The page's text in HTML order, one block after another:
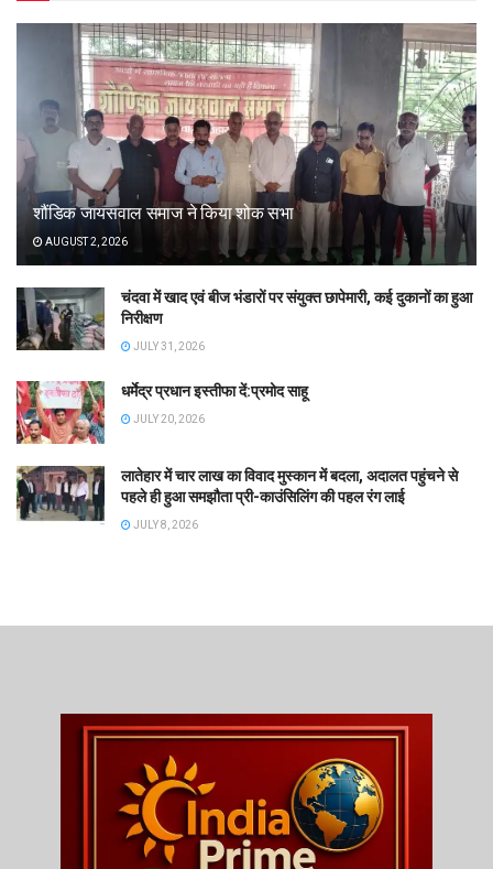
शौंडिक जायसवाल समाज ने किया शोक सभा
AUGUST 2, 2026
चंदवा में खाद एवं बीज भंडारों पर संयुक्त छापेमारी, कई दुकानों का हुआ
निरीक्षण
JULY 31, 2026
धर्मेद्र प्रधान इस्तीफा दें:प्रमोद साहू
JULY 20, 2026
लातेहार में चार लाख का विवाद मुस्कान में बदला, अदालत पहुंचने से
पहले ही हुआ समझौता प्री-काउंसिलिंग की पहल रंग लाई
JULY 8, 2026